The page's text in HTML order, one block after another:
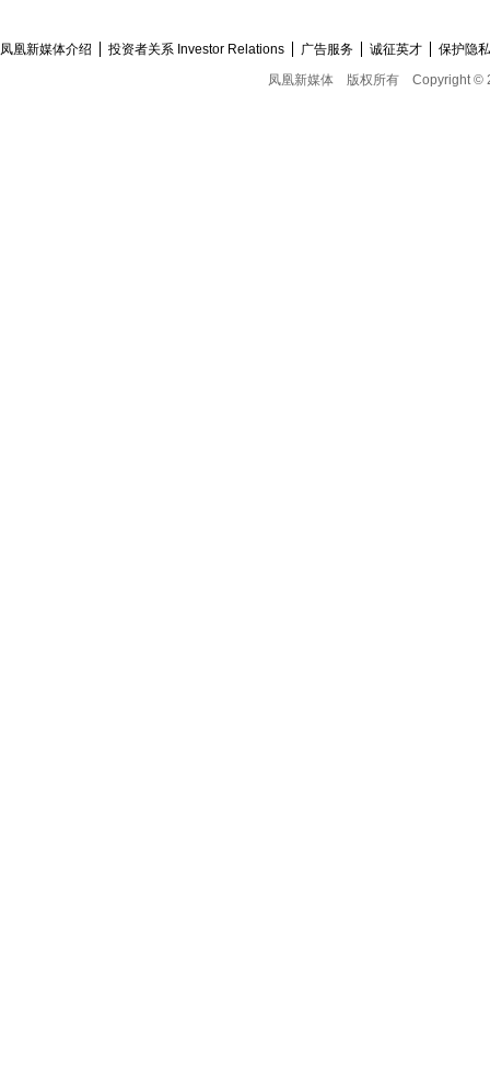
凤凰新媒体介绍 投资者关系 Investor Relations 广告服务 诚征英才
保护隐
凤凰新媒体
版权所有 Copyright ©